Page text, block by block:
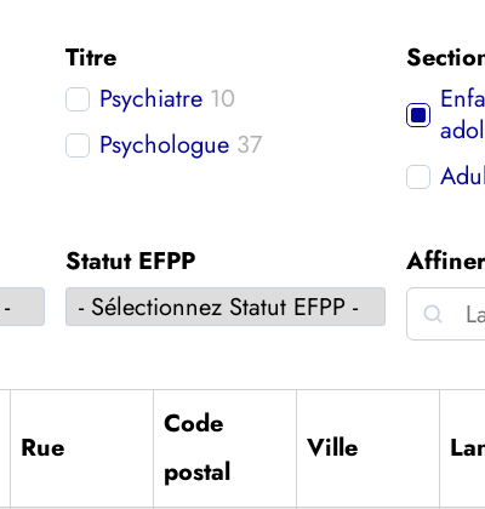
Titre
Psychiatre 10
Psychologue 37
Statut EFPP
Rue
Code
postal
Ville